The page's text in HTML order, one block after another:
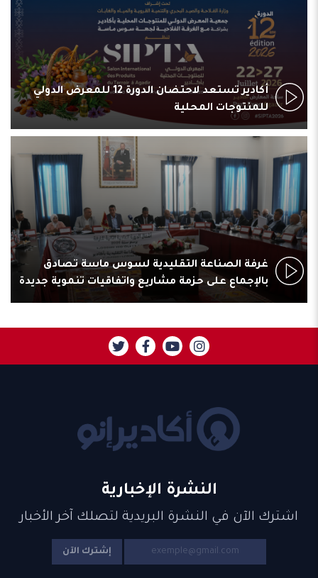
أكادير تستعد لاحتضان الدورة 12 للمعرض الدولي
للمنتوجات المحلية
غرفة الصناعة التقليدية لسوس ماسة تصادق
بالإجماع على حزمة مشاريع واتفاقيات تنموية جديدة
النشرة الإخبارية
اشترك الآن في النشرة البريدية لتصلك آخر الأخبار
إشترك الآن